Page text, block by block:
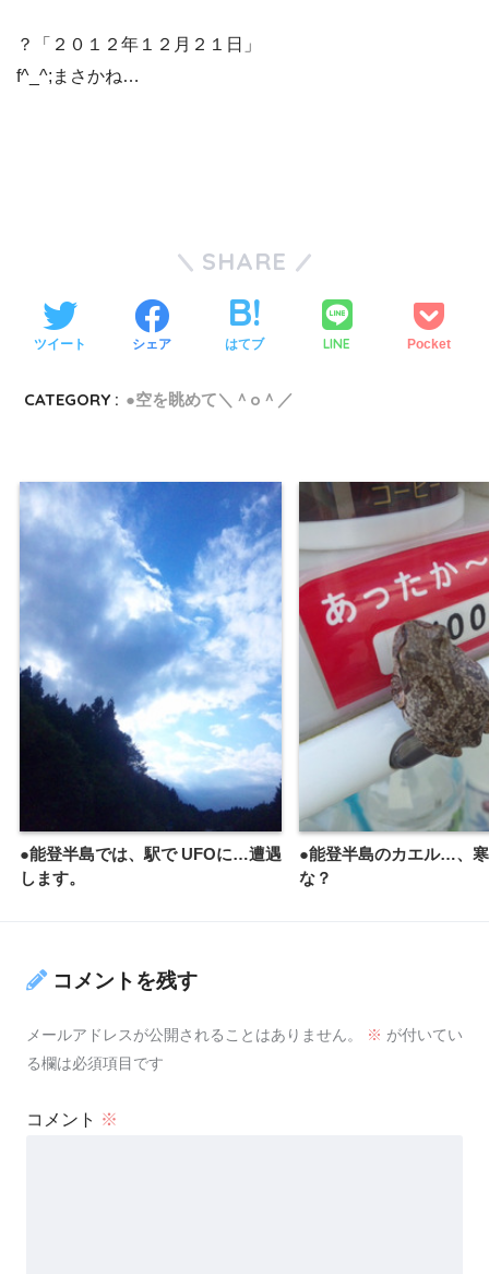
？「２０１２年１２月２１日」
f^_^;まさかね…
SHARE
ツイート シェア はてブ LINE Pocket
CATEGORY : ●空を眺めて＼＾o＾／
●能登半島では、駅で UFOに…遭遇
します。
●能登半島のカエル…、
な？
コメントを残す
メールアドレスが公開されることはありません。 ※ が付いてい
る欄は必須項目です
コメント ※